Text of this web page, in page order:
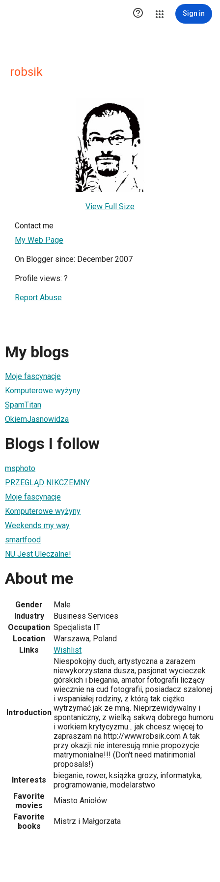
 Sign in
robsik
View Full Size
Contact me
My Web Page
On Blogger since: December 2007
Profile views: ?
Report Abuse
My blogs
Moje fascynacje
Komputerowe wyżyny
SpamTitan
OkiemJasnowidza
Blogs I follow
msphoto
PRZEGLĄD NIKCZEMNY
Moje fascynacje
Komputerowe wyżyny
Weekends my way
smartfood
NU Jest Uleczalne!
About me
Gender
Male
Industry
Business Services
Occupation Specjalista IT
Location
Warszawa, Poland
Links
Wishlist
Introduction
Niespokojny duch, artystyczna a zarazem
niewykorzystana dusza, pasjonat wycieczek
górskich i biegania, amator fotografii liczący
wiecznie na cud fotografii, posiadacz szalonej
i wspaniałej rodziny, z którą tak ciężko
wytrzymać jak ze mną. Nieprzewidywalny i
spontaniczny, z wielką sakwą dobrego humoru
i workiem krytycyzmu... jak chcesz więcej to
zapraszam na http://www.robsik.com A tak
przy okazji: nie interesują mnie propozycje
matrymonialne!!! (Don't need matirimonial
proposals!)
Interests
bieganie, rower, książka grozy, informatyka,
programowanie, modelarstwo
Favorite
movies
Miasto Aniołów
Favorite
books
Mistrz i Małgorzata